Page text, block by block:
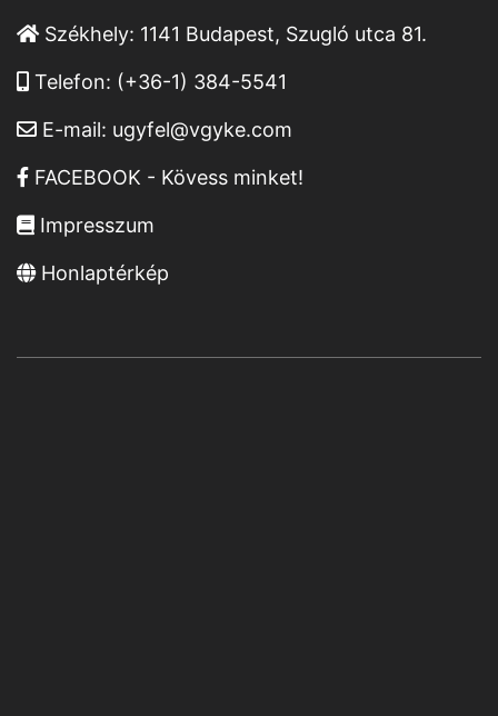
Székhely: 1141 Budapest, Szugló utca 81.
Telefon: (+36-1) 384-5541
E-mail: ugyfel@vgyke.com
FACEBOOK - Kövess minket!
Impresszum
Honlaptérkép